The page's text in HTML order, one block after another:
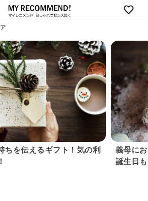
ちを伝えるギフト！気の利
義母に
誕生日